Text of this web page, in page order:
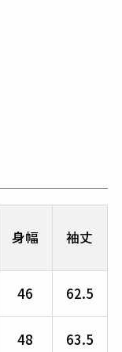
身幅 袖丈
46 62.5
48 63.5